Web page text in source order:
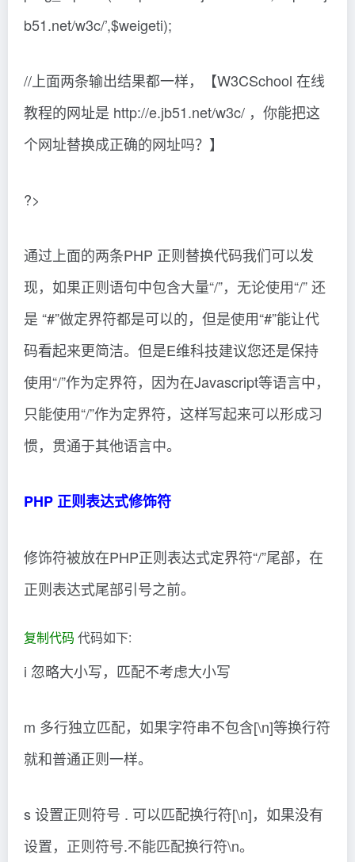
b51.net/w3c/’,$weigeti);
//上面两条输出结果都一样，【W3CSchool 在线
教程的网址是 http://e.jb51.net/w3c/ ，你能把这
个网址替换成正确的网址吗？】
?>
通过上面的两条PHP 正则替换代码我们可以发
现，如果正则语句中包含大量“/”，无论使用“/” 还
是 “#”做定界符都是可以的，但是使用“#”能让代
码看起来更简洁。但是E维科技建议您还是保持
使用“/”作为定界符，因为在Javascript等语言中，
只能使用“/”作为定界符，这样写起来可以形成习
惯，贯通于其他语言中。
PHP 正则表达式修饰符
修饰符被放在PHP正则表达式定界符“/”尾部，在
正则表达式尾部引号之前。
复制代码 代码如下:
i 忽略大小写，匹配不考虑大小写
m 多行独立匹配，如果字符串不包含[\n]等换行符
就和普通正则一样。
s 设置正则符号 . 可以匹配换行符[\n]，如果没有
设置，正则符号.不能匹配换行符\n。